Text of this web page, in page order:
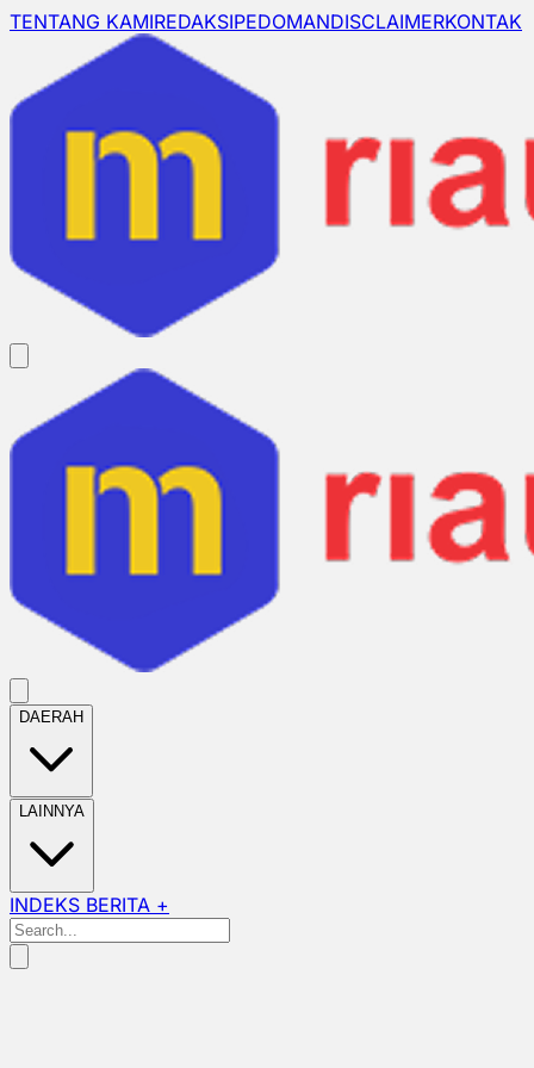
TENTANG KAMIREDAKSIPEDOMANDISCLAIMERKONTAK
DAERAH
LAINNYA
INDEKS BERITA +